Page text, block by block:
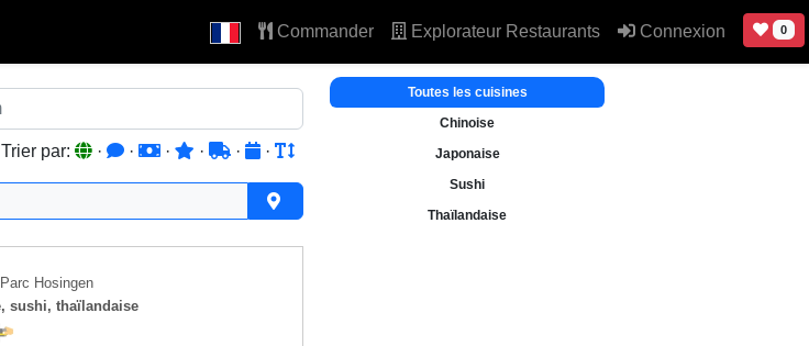
Commander Explorateur Restaurants Connexion 0
Trier par: · · · · · ·
Hosingen
sushi, thaïlandaise
Toutes les cuisines
Chinoise
Japonaise
Sushi
Thaïlandaise